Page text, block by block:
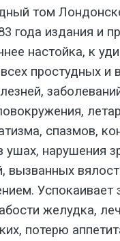
том
года издания и
настойка, к
про­студных и
спазмов,
ушах, нарушения
вызванных
Успокаивает
желудка,
потерю